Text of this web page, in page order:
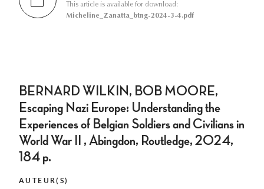
This article is available for download:
Micheline_Zanatta_btng-2024-3-4.pdf
BERNARD WILKIN, BOB MOORE,
Escaping Nazi Europe: Understanding the
Experiences of Belgian Soldiers and Civilians in
World War II , Abingdon, Routledge, 2024,
184 p.
AUTEUR(S)